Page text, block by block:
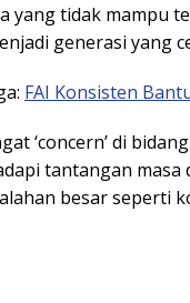
yang tidak mampu
generasi yang
FAI Konsisten
‘concern’ di
tantangan masa
besar seperti